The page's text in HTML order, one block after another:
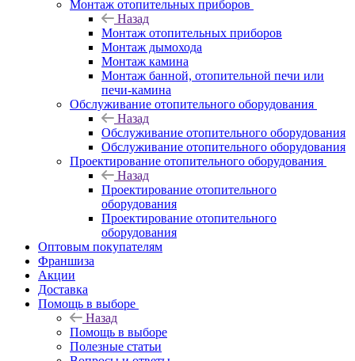
Монтаж отопительных приборов
Назад
Монтаж отопительных приборов
Монтаж дымохода
Монтаж камина
Монтаж банной, отопительной печи или
печи-камина
Обслуживание отопительного оборудования
Назад
Обслуживание отопительного оборудования
Обслуживание отопительного оборудования
Проектирование отопительного оборудования
Назад
Проектирование отопительного
оборудования
Проектирование отопительного
оборудования
Оптовым покупателям
Франшиза
Акции
Доставка
Помощь в выборе
Назад
Помощь в выборе
Полезные статьи